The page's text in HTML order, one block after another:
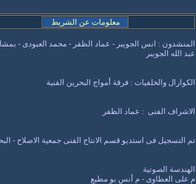
معلومات عن الشريط
المنشدون : انس الجويبر - عماد الظفر - محمد العبودى -
عبد الله الجويبر
الكوارال والخلفيات : فرقة أمواج البحرين الفنية
الاشراف الفنى : عماد الظفر
تم التسجيل فى استديو قسم الانتاج الفنى جمعية الاصلاح -
الهندسة الصوتية
م على العطاوى - م أنس بو مطيع